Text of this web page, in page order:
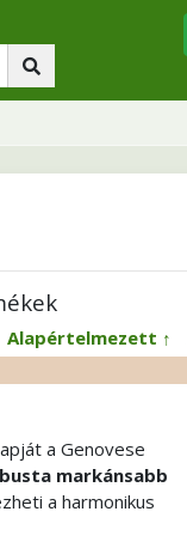
Alapértelmezett
a Genovese
markánsabb
a harmonikus
kellemes